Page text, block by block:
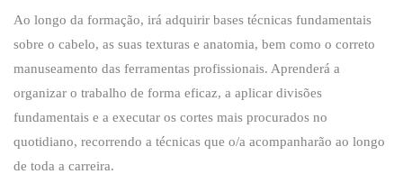
Ao longo da formação, irá adquirir bases técnicas fundamentais
sobre o cabelo, as suas texturas e anatomia, bem como o correto
manuseamento das ferramentas profissionais. Aprenderá a
organizar o trabalho de forma eficaz, a aplicar divisões
fundamentais e a executar os cortes mais procurados no
quotidiano, recorrendo a técnicas que o/a acompanharão ao longo
de toda a carreira.